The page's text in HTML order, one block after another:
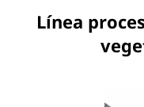
Empresa
Contacto
Línea